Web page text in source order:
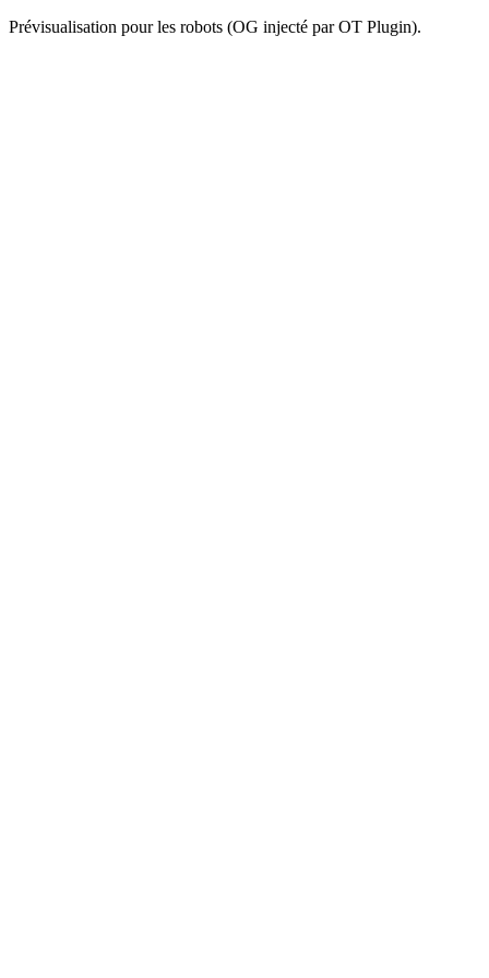
Prévisualisation pour les robots (OG injecté par OT Plugin).